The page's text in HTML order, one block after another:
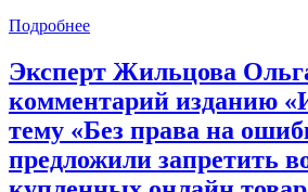
Подробнее
Эксперт Жильцова
комментарий изданию
тему «Без права на
предложили запретить